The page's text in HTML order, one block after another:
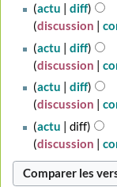
u
m
é
d
e
s
m
o
d
i
f
é
s
u
m
é
d
s
m
o
A
u
c
u
n
r
é
s
u
m
é
février
2012
actu diff
discussion
A
u
c
u
n
r
é
s
u
12
juillet
2011
actu diff
discussion
A
u
c
u
n
r
20
juin
2011
actu diff
discussion
mai
2011
actu diff
discussion
A
u